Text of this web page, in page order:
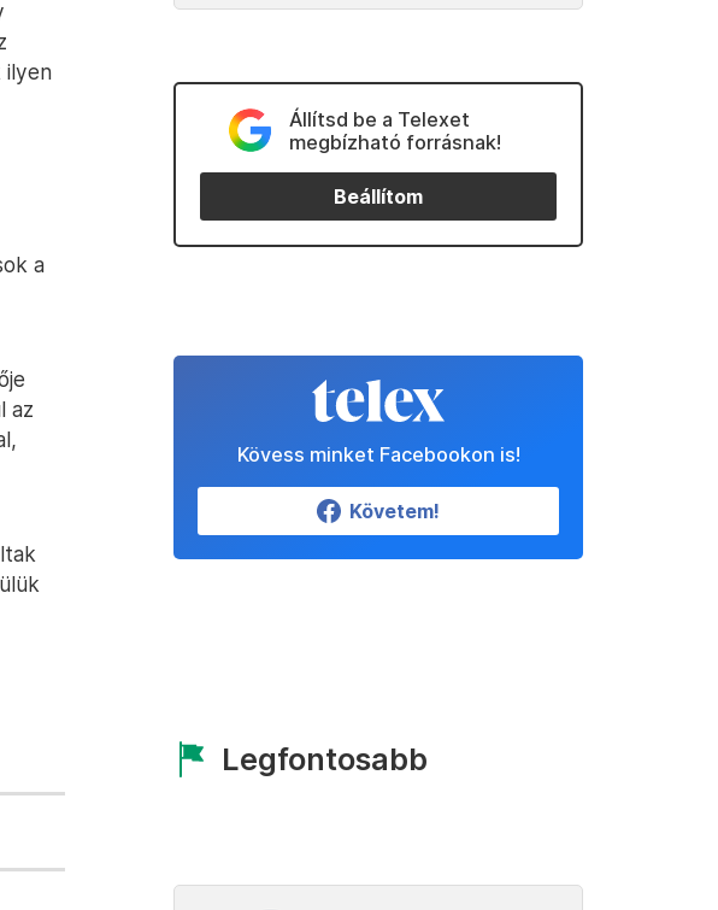
ilyen
a
az
Állítsd be a Telexet
megbízható forrásnak!
Beállítom
Kövess minket Facebookon is!
Követem!
Legfontosabb